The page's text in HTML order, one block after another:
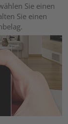
Sie einen
Sie einen